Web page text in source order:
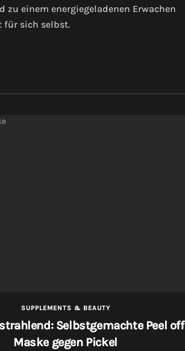
einem energiegeladenen Erwachen
für sich selbst.
SUPPLEMENTS & BEAUTY
Selbstgemachte Peel off
Maske gegen Pickel